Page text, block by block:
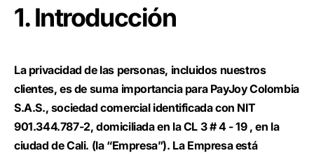
1. Introducción
La privacidad de las personas, incluidos nuestros
clientes, es de suma importancia para PayJoy Colombia
S.A.S., sociedad comercial identificada con NIT
901.344.787-2, domiciliada en la CL 3 # 4 - 19 , en la
ciudad de Cali. (la “Empresa”). La Empresa está